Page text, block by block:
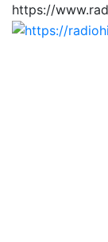
https://